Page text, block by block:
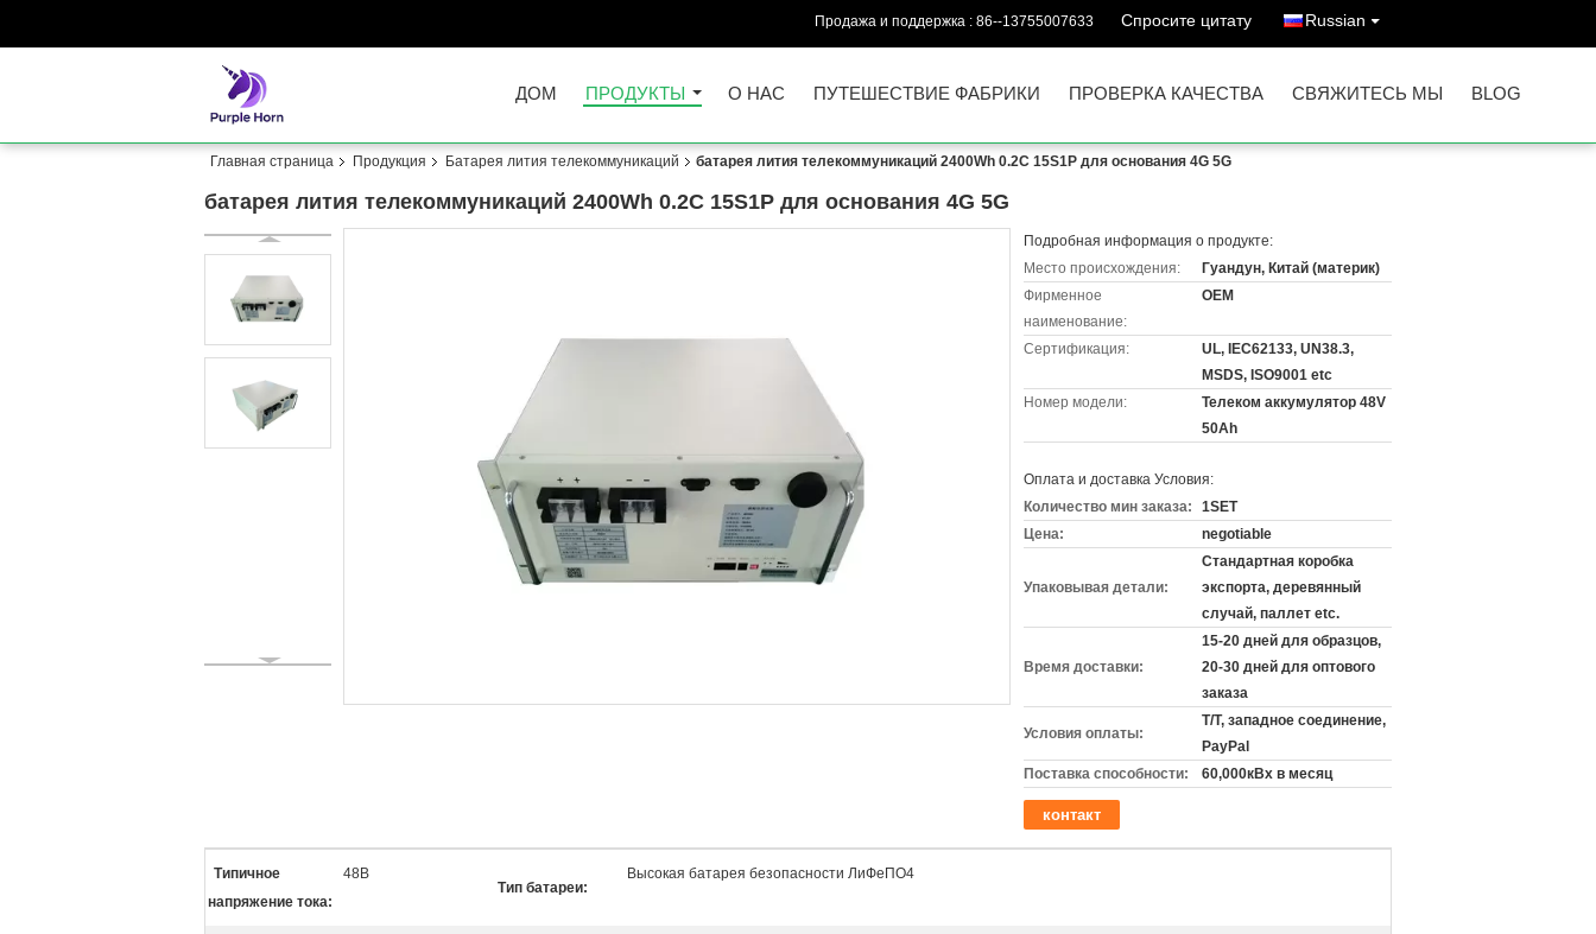
Продажа и поддержка : 86--13755007633 Спросите цитату Russian
ДОМ ПРОДУКТЫ О НАС ПУТЕШЕСТВИЕ ФАБРИКИ ПРОВЕРКА КАЧЕСТВА СВЯЖИТЕСЬ МЫ BLOG
Главная страница Продукция Батарея лития телекоммуникаций батарея лития телекоммуникаций 2400Wh 0.2C 15S1P для основания 4G 5G
батарея лития телекоммуникаций 2400Wh 0.2C 15S1P для основания 4G 5G
Подробная информация о продукте:
Место происхождения:
Гуандун, Китай (материк)
Фирменное
наименование:
OEM
Сертификация:
UL, IEC62133, UN38.3,
MSDS, ISO9001 etc
Номер модели:
Телеком аккумулятор 48V
50Ah
Оплата и доставка Условия:
Количество мин заказа:
1SET
Цена:
negotiable
Упаковывая детали:
Стандартная коробка
экспорта, деревянный
случай, паллет etc.
Время доставки:
15-20 дней для образцов,
20-30 дней для оптового
заказа
Условия оплаты:
T/T, западное соединение,
PayPal
Поставка способности:
60,000кВх в месяц
контакт
Типичное
напряжение тока:
48В
Тип батареи:
Высокая батарея безопасности ЛиФеПО4